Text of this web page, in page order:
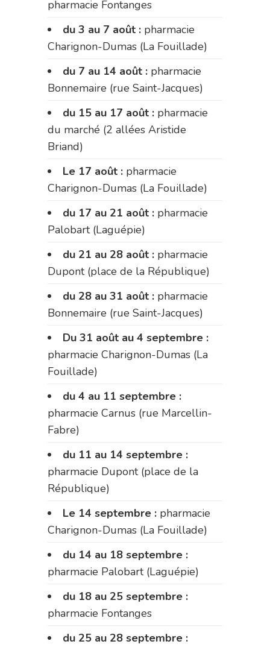
pharmacie Fontanges
du 3 au 7 août : pharmacie
Charignon-Dumas (La Fouillade)
du 7 au 14 août : pharmacie
Bonnemaire (rue Saint-Jacques)
du 15 au 17 août : pharmacie
du marché (2 allées Aristide
Briand)
Le 17 août : pharmacie
Charignon-Dumas (La Fouillade)
du 17 au 21 août : pharmacie
Palobart (Laguépie)
du 21 au 28 août : pharmacie
Dupont (place de la République)
du 28 au 31 août : pharmacie
Bonnemaire (rue Saint-Jacques)
Du 31 août au 4 septembre :
pharmacie Charignon-Dumas (La
Fouillade)
du 4 au 11 septembre :
pharmacie Carnus (rue Marcellin-
Fabre)
du 11 au 14 septembre :
pharmacie Dupont (place de la
République)
Le 14 septembre : pharmacie
Charignon-Dumas (La Fouillade)
du 14 au 18 septembre :
pharmacie Palobart (Laguépie)
du 18 au 25 septembre :
pharmacie Fontanges
du 25 au 28 septembre :